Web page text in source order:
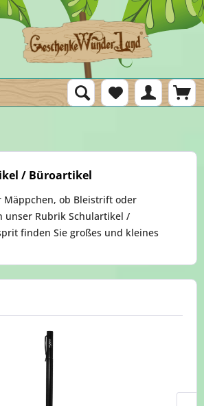
/ Büroartikel
Mäppchen, ob Bleistrift oder
unser Rubrik Schulartikel /
finden Sie großes und kleines